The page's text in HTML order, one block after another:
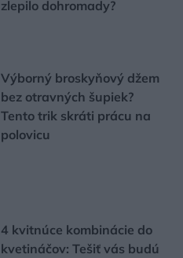
zlepilo dohromady?
Výborný broskyňový džem
bez otravných šupiek?
Tento trik skráti prácu na
polovicu
4 kvitnúce kombinácie do
kvetináčov: Tešiť vás budú